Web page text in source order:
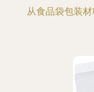
从食品袋包装